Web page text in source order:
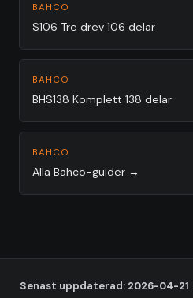
BAHCO
S106 Tre drev 106 delar
BAHCO
BHS138 Komplett 138 delar
BAHCO
Alla Bahco-guider →
Senast uppdaterad: 2026-04-21